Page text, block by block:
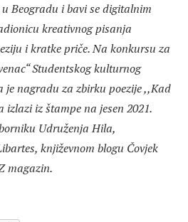
Beogradu i bavi se digitalnim
kreativnog pisanja
i kratke priče. Na konkursu za
Studentskog kulturnog
je nagradu za zbirku poezije ,,Kad
izlazi iz štampe na jesen 2021.
Udruženja Hila,
književnom blogu Čovjek
magazin.